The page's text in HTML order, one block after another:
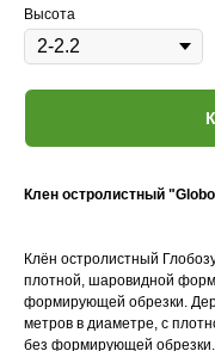
Высота
Клен остролистный
Клён остролистный
плотной, шаровидной
формирующей обрезки.
метров в диаметре, с
без формирующей обрезки.